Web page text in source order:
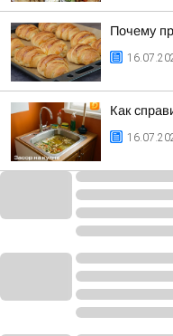
Почему
Как